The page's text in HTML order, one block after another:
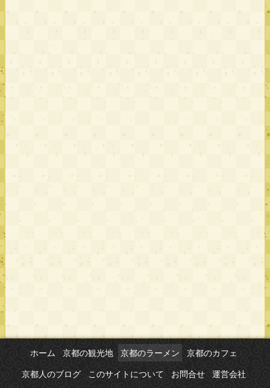
ホーム 京都の観光地 京都のラーメン
京都のカフェ
京都人のブログ
このサイトについて お問合せ
運営会社